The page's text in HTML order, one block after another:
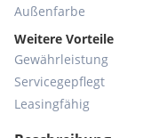
Außenfarbe
Weitere Vorteile
Gewährleistung
Servicegepflegt
Leasingfähig